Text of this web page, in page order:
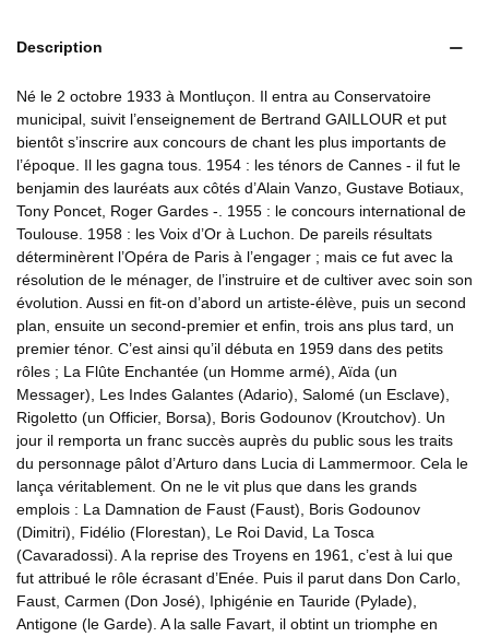
Description
Né le 2 octobre 1933 à Montluçon. Il entra au Conservatoire
municipal, suivit l’enseignement de Bertrand GAILLOUR et put
bientôt s’inscrire aux concours de chant les plus importants de
l’époque. Il les gagna tous. 1954 : les ténors de Cannes - il fut le
benjamin des lauréats aux côtés d’Alain Vanzo, Gustave Botiaux,
Tony Poncet, Roger Gardes -. 1955 : le concours international de
Toulouse. 1958 : les Voix d’Or à Luchon. De pareils résultats
déterminèrent l’Opéra de Paris à l’engager ; mais ce fut avec la
résolution de le ménager, de l’instruire et de cultiver avec soin son
évolution. Aussi en fit-on d’abord un artiste-élève, puis un second
plan, ensuite un second-premier et enfin, trois ans plus tard, un
premier ténor. C’est ainsi qu’il débuta en 1959 dans des petits
rôles ; La Flûte Enchantée (un Homme armé), Aïda (un
Messager), Les Indes Galantes (Adario), Salomé (un Esclave),
Rigoletto (un Officier, Borsa), Boris Godounov (Kroutchov). Un
jour il remporta un franc succès auprès du public sous les traits
du personnage pâlot d’Arturo dans Lucia di Lammermoor. Cela le
lança véritablement. On ne le vit plus que dans les grands
emplois : La Damnation de Faust (Faust), Boris Godounov
(Dimitri), Fidélio (Florestan), Le Roi David, La Tosca
(Cavaradossi). A la reprise des Troyens en 1961, c’est à lui que
fut attribué le rôle écrasant d’Enée. Puis il parut dans Don Carlo,
Faust, Carmen (Don José), Iphigénie en Tauride (Pylade),
Antigone (le Garde). A la salle Favart, il obtint un triomphe en